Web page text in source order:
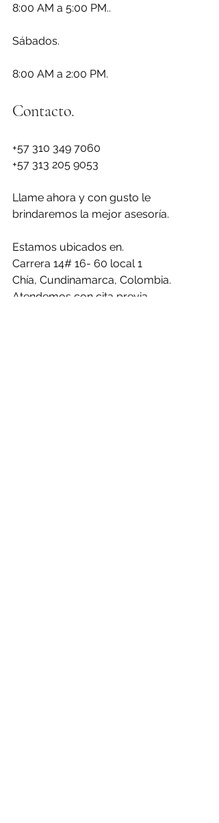
8:00 AM a 5:00 PM..
Sábados.
8:00 AM a 2:00 PM.
Contacto.
+57 310 349 7060
+57 313 205 9053
Llame ahora y con gusto le
brindaremos la mejor asesoría.
Estamos ubicados en.
Carrera 14# 16- 60 local 1
Chía, Cundinamarca, Colombia.
Atendemos con cita previa.